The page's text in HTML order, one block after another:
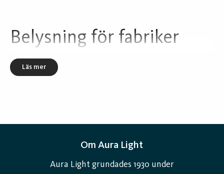
Belysning för fabriker
Läs mer
Om Aura Light
Aura Light grundades 1930 under